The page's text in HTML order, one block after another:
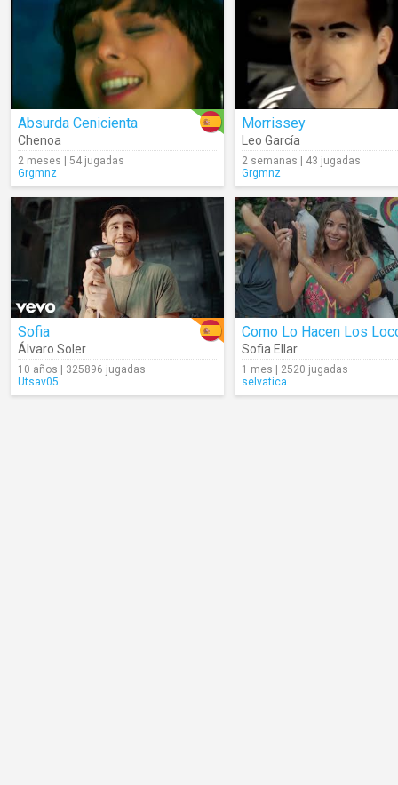
Absurda Cenicienta
Chenoa
2 meses | 54 jugadas
Grgmnz
Morrissey
Leo García
2 semanas | 43 jugadas
Grgmnz
Sofia
Álvaro Soler
10 años | 325896 jugadas
Utsav05
Como Lo Hacen Los
Sofia Ellar
1 mes | 2520 jugadas
selvatica